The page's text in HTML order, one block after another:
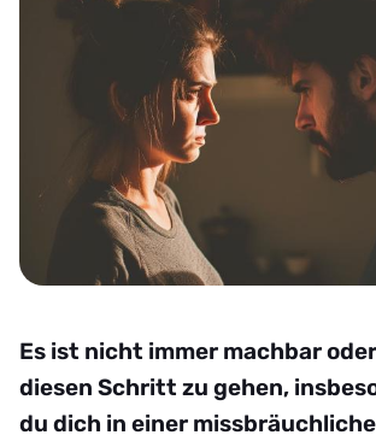
Es ist nicht immer machbar
diesen Schritt zu gehen,
du dich in einer